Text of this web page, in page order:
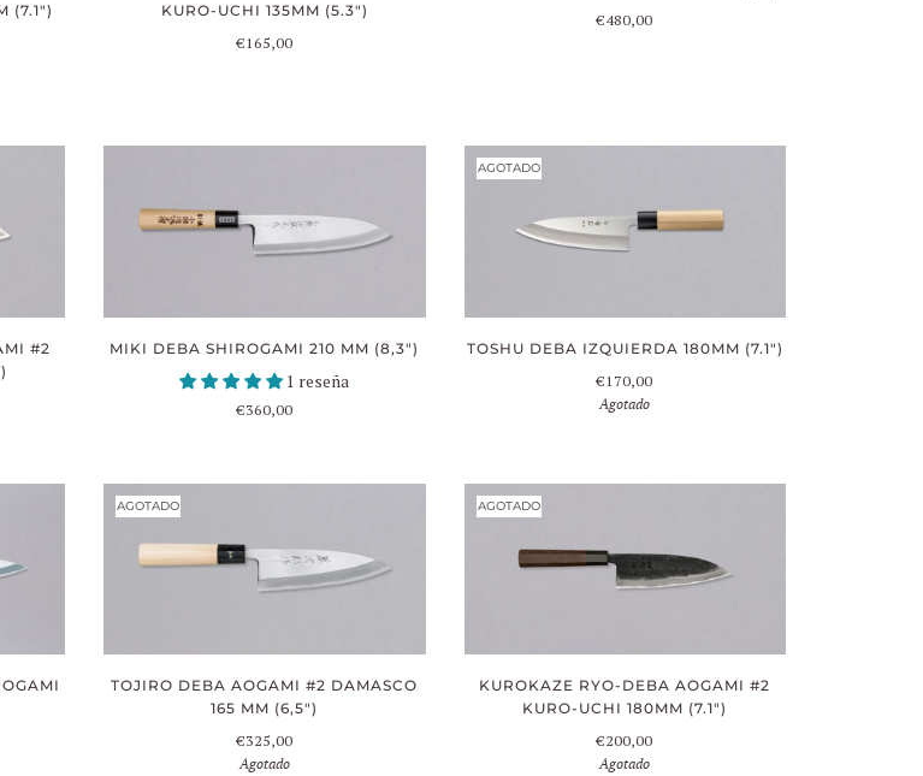
(7.1")
KURO-UCHI 135MM (5.3")
€165,00
€480,00
#2
MIKI DEBA SHIROGAMI 210 MM (8,3")
1 reseña
€360,00
AGOTADO
TOSHU DEBA IZQUIERDA 180MM (7.1")
€170,00
Agotado
AGOTADO
TOJIRO DEBA AOGAMI #2 DAMASCO
165 MM (6,5")
€325,00
Agotado
AGOTADO
KUROKAZE RYO-DEBA AOGAMI #2
KURO-UCHI 180MM (7.1")
€200,00
Agotado